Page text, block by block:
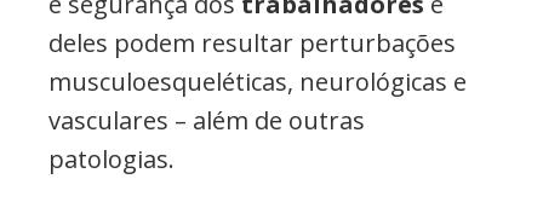
deles podem resultar perturbações
musculoesqueléticas, neurológicas e
vasculares – além de outras
patologias.